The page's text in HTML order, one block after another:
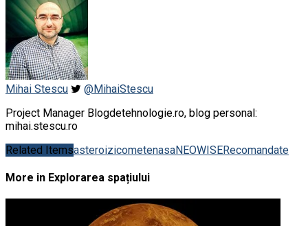
Mihai Stescu
@MihaiStescu
Project Manager Blogdetehnologie.ro, blog personal:
mihai.stescu.ro
Related ItemsasteroizicometenasaNEOWISERecomandate
More in Explorarea spațiului